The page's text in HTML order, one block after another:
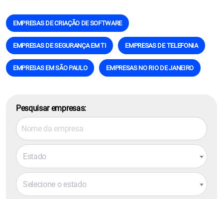
EMPRESAS DE CRIAÇÃO DE SOFTWARE
EMPRESAS DE SEGURANÇA EM TI EMPRESAS DE TELEFONIA
EMPRESAS EM SÃO PAULO EMPRESAS NO RIO DE JANEIRO
Pesquisar empresas:
Estado
Selecione o estado